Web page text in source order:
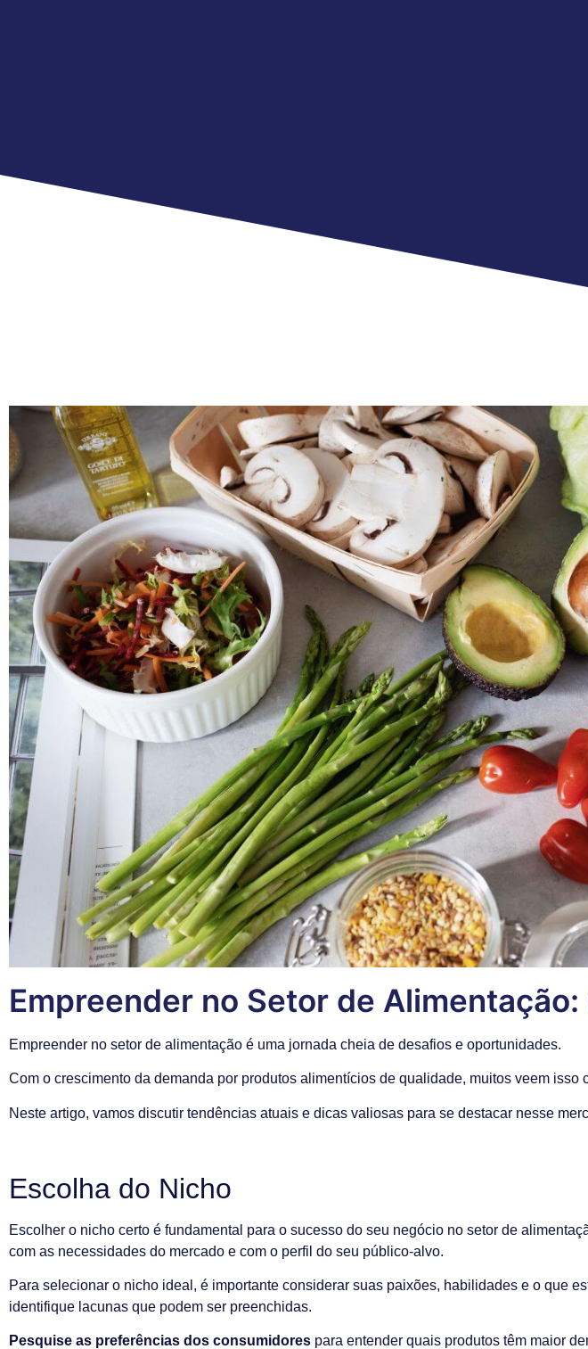
Empreender no Setor de
Empreender no setor de alimentação é uma jornada cheia de desafios e oportunidades.
Com o crescimento da demanda por produtos alimentícios de qualidade, muitos veem isso
Neste artigo, vamos discutir tendências atuais e dicas valiosas para se destacar nesse
Escolha do Nicho
Escolher o nicho certo é fundamental para o sucesso do seu negócio no setor de
com as necessidades do mercado e com o perfil do seu público-alvo.
Para selecionar o nicho ideal, é importante considerar suas paixões, habilidades e o que
identifique lacunas que podem ser preenchidas.
Pesquise as preferências dos consumidores para entender quais produtos têm maior